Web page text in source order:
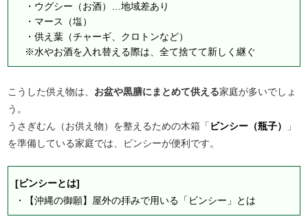
・ウグシー（お酒）…地域差あり
・マース（塩）
・供え葉（チャーギ、クロトンなど）
※水やお酒を入れ替える際は、全て捨てて新しく継ぐ
こうした供え物は、 お盆や黒膳にまとめて供える家庭が多いでしょ
う。
うさぎむん（お供え物）を整えるための木箱「 ビンシー（瓶子）
」
を準備している家庭では、ビンシーが便利です。
[ビンシーとは]
・
【沖縄の御願】屋外の拝みで用いる「ビンシー」とは